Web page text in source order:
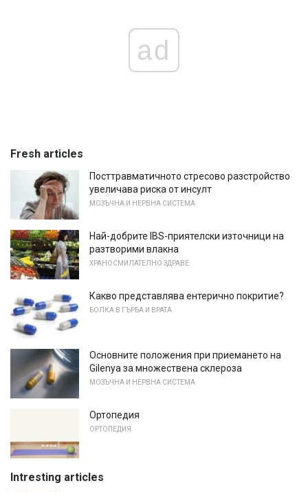
ad
Fresh articles
Посттравматичното стресово разстройство
увеличава риска от инсулт
МОЗЪЧНА И НЕРВНА СИСТЕМА
Най-добрите IBS-приятелски източници на
разтворими влакна
ХРАНОСМИЛАТЕЛНО ЗДРАВЕ
Какво представлява ентерично покритие?
БОЛКА В ГЪРБА И ВРАТА
Основните положения при приемането на
Gilenya за множествена склероза
МОЗЪЧНА И НЕРВНА СИСТЕМА
Ортопедия
ОРТОПЕДИЯ
Intresting articles